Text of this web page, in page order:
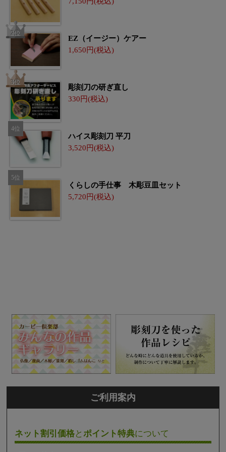
EZ（イージー）ケアー
1,650
彫刻刀の研ぎ直し
330
ハイス彫刻刀 平刀
3,520
くらしの手仕事 木彫豆皿セット
5,720
ご利用案内
ネット割引価格とポイント特典について